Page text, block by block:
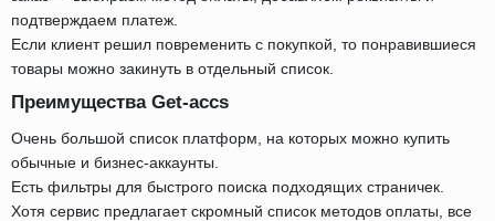
подтверждаем платеж.
Если клиент решил повременить с покупкой, то понравившиеся
товары можно закинуть в отдельный список.
Преимущества Get-accs
Очень большой список платформ, на которых можно купить
обычные и бизнес-аккаунты.
Есть фильтры для быстрого поиска подходящих страничек.
Хотя сервис предлагает скромный список методов оплаты, все